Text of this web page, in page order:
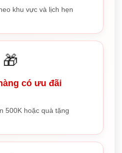
khu vực và lịch hẹn
🎁
có ưu đãi
500K hoặc quà tặng